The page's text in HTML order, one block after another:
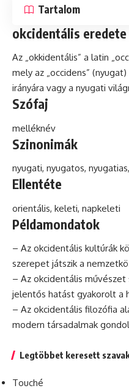
Tartalom
okcidentális eredete
Az „okkidentális” a latin
mely az „occidens”
irányára vagy a nyugati
Szófaj
melléknév
Szinonimák
nyugati, nyugatos,
Ellentéte
orientális, keleti, napkeleti
Példamondatok
– Az okcidentális kultúrák
szerepet játszik a
– Az okcidentális művészet
jelentős hatást gyakorolt a
– Az okcidentális filozófia
modern társadalmak
Legtöbbet keresett
Touché